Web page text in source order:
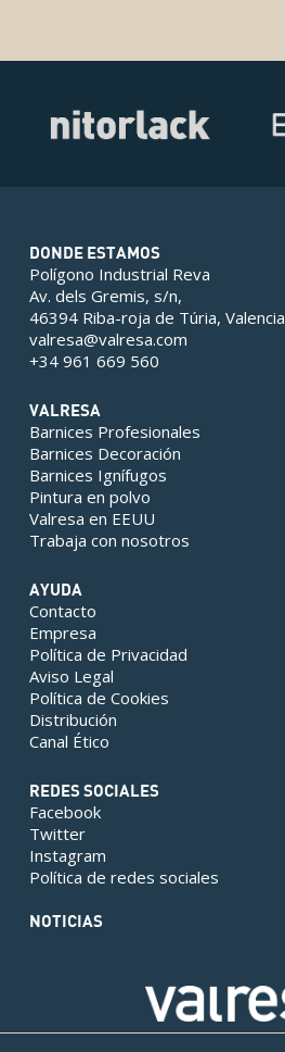
DONDE ESTAMOS
Polígono Industrial Reva
Av. dels Gremis, s/n,
46394 Riba-roja de Túria, Valencia
valresa@valresa.com
+34 961 669 560
VALRESA
Barnices Profesionales
Barnices Decoración
Barnices Ignífugos
Pintura en polvo
Valresa en EEUU
Trabaja con nosotros
AYUDA
Contacto
Empresa
Política de Privacidad
Aviso Legal
Política de Cookies
Distribución
Canal Ético
REDES SOCIALES
Facebook
Twitter
Instagram
Política de redes sociales
NOTICIAS